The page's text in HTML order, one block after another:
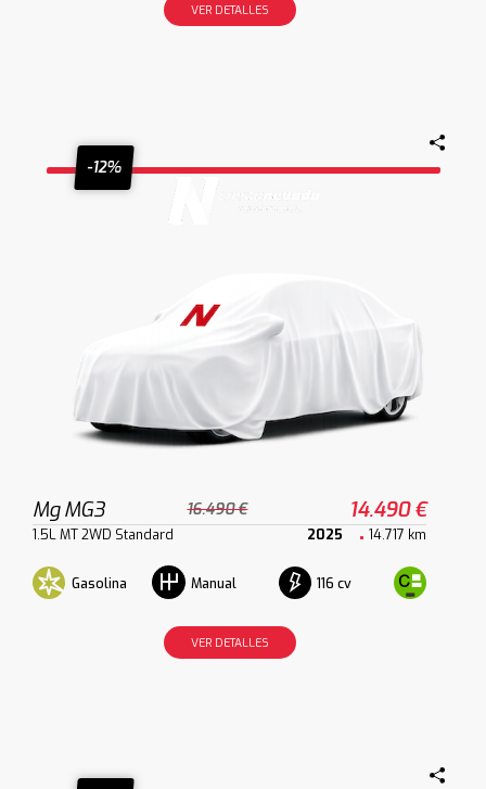
VER DETALLES
-12%
Mg MG3 16.490 € 14.490 €
1.5L MT 2WD Standard 2025 14.717 km
Gasolina Manual 116 cv
VER DETALLES